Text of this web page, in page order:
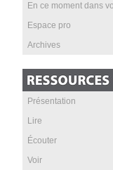
En ce moment dans
Espace pro
Archives
Présentation
Lire
Écouter
Voir